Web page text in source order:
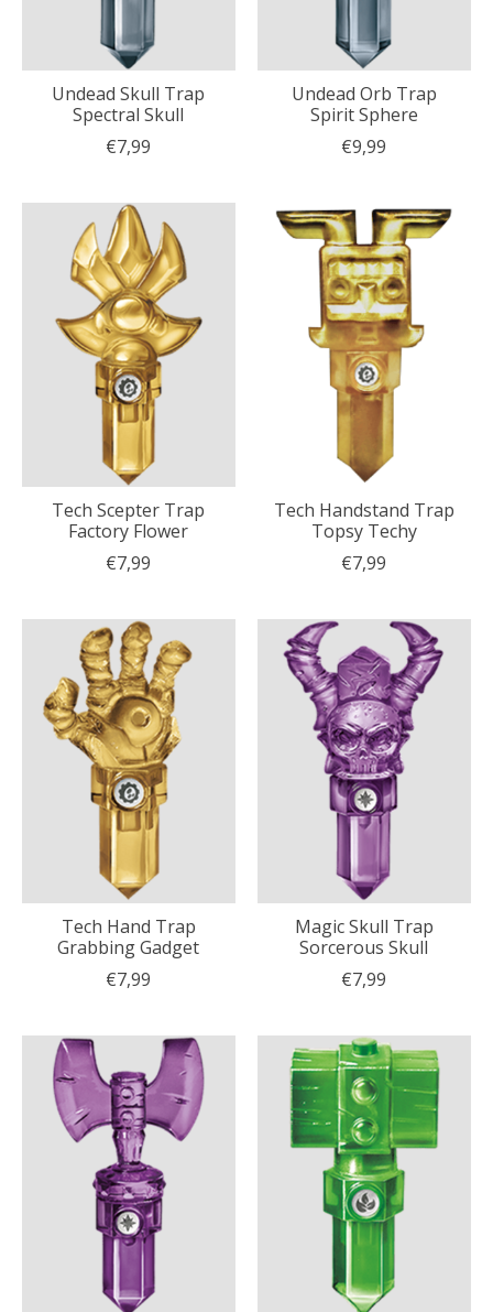
Undead Skull Trap
Spectral Skull
€7,99
Undead Orb Trap
Spirit Sphere
€9,99
Tech Scepter Trap
Factory Flower
€7,99
Tech Handstand Trap
Topsy Techy
€7,99
Tech Hand Trap
Grabbing Gadget
€7,99
Magic Skull Trap
Sorcerous Skull
€7,99